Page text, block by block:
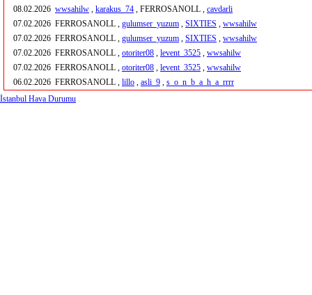
08.02.2026 wwsahilw , karakus_74 , FERROSANOLL , cavdarli
07.02.2026 FERROSANOLL , gulumser_yuzum , SIXTIES , wwsahilw
07.02.2026 FERROSANOLL , gulumser_yuzum , SIXTIES , wwsahilw
07.02.2026 FERROSANOLL , otoriter08 , levent_3525 , wwsahilw
07.02.2026 FERROSANOLL , otoriter08 , levent_3525 , wwsahilw
06.02.2026 FERROSANOLL , lillo , asli_9 , s_o_n_b_a_h_a_rrrr
İstanbul Hava Durumu